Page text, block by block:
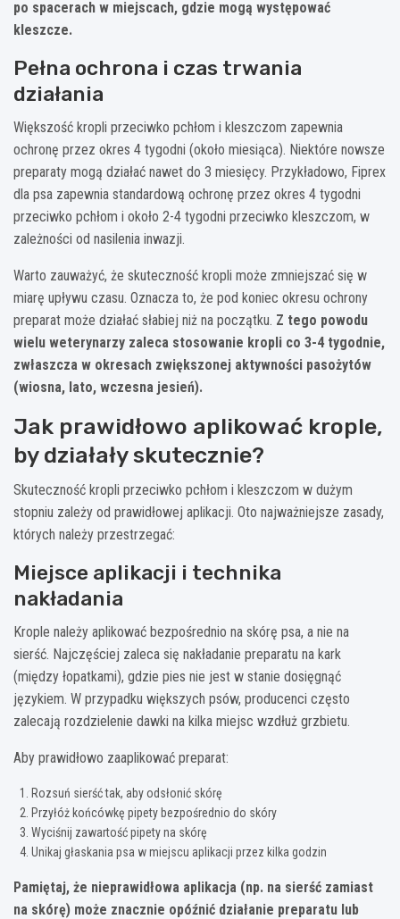
po spacerach w miejscach, gdzie mogą występować
kleszcze.
Pełna ochrona i czas trwania
działania
Większość kropli przeciwko pchłom i kleszczom zapewnia
ochronę przez okres 4 tygodni (około miesiąca). Niektóre nowsze
preparaty mogą działać nawet do 3 miesięcy. Przykładowo, Fiprex
dla psa zapewnia standardową ochronę przez okres 4 tygodni
przeciwko pchłom i około 2-4 tygodni przeciwko kleszczom, w
zależności od nasilenia inwazji.
Warto zauważyć, że skuteczność kropli może zmniejszać się w
miarę upływu czasu. Oznacza to, że pod koniec okresu ochrony
preparat może działać słabiej niż na początku. Z tego powodu
wielu weterynarzy zaleca stosowanie kropli co 3-4 tygodnie,
zwłaszcza w okresach zwiększonej aktywności pasożytów
(wiosna, lato, wczesna jesień).
Jak prawidłowo aplikować krople,
by działały skutecznie?
Skuteczność kropli przeciwko pchłom i kleszczom w dużym
stopniu zależy od prawidłowej aplikacji. Oto najważniejsze zasady,
których należy przestrzegać:
Miejsce aplikacji i technika
nakładania
Krople należy aplikować bezpośrednio na skórę psa, a nie na
sierść. Najczęściej zaleca się nakładanie preparatu na kark
(między łopatkami), gdzie pies nie jest w stanie dosięgnąć
językiem. W przypadku większych psów, producenci często
zalecają rozdzielenie dawki na kilka miejsc wzdłuż grzbietu.
Aby prawidłowo zaaplikować preparat:
Rozsuń sierść tak, aby odsłonić skórę
Przyłóż końcówkę pipety bezpośrednio do skóry
Wyciśnij zawartość pipety na skórę
Unikaj głaskania psa w miejscu aplikacji przez kilka godzin
Pamiętaj, że nieprawidłowa aplikacja (np. na sierść zamiast
na skórę) może znacznie opóźnić działanie preparatu lub